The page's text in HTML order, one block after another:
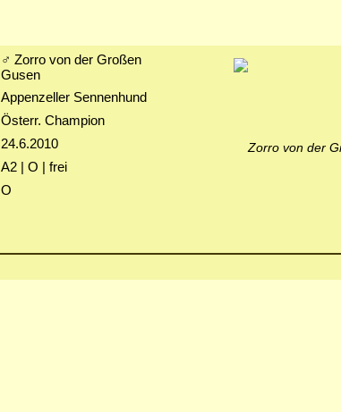
♂ Zorro von der Großen
Gusen
Appenzeller Sennenhund
Österr. Champion
24.6.2010
A2 | O | frei
O